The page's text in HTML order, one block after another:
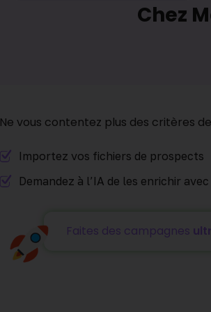
Chez
Ne vous contentez plus des critères
Importez vos fichiers de prospects
Demandez à l’IA de les enrichir
Faites des campagnes